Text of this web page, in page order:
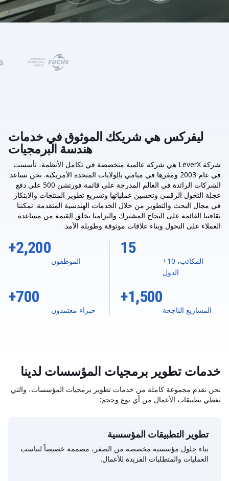
ليفركس هي شريكك الموثوق في خدمات
هندسة البرمجيات
شركة LeverX هي شركة عالمية متخصصة في تكامل الأنظمة، تأسست
في عام 2003 ومقرها في ميامي بالولايات المتحدة الأمريكية. نحن نساعد
الشركات الرائدة في العالم المدرجة على قائمة فورتشن 500 على دفع
عجلة التحول الرقمي وتحسين عملياتها وتسريع تطوير المنتجات والابتكار
في مجال البحث والتطوير من خلال الخدمات الهندسية المتقدمة. تمكننا
ثقافتنا القائمة على النجاح المشترك والتزامنا بخلق القيمة من مساعدة
العملاء على التحول وبناء علاقات موثوقة وطويلة الأمد.
1,500+
المشاريع الناجحة
15
المكاتب، 10+
الدول
2,200+
الموظفون
700+
خبراء معتمدون
خدمات تطوير برمجيات المؤسسات لدينا
نحن نقدم مجموعة كاملة من خدمات تطوير برمجيات المؤسسات، والتي
تغطي تطبيقات الأعمال من أي نوع وحجم:
تطوير التطبيقات المؤسسية
بناء حلول مؤسسية مخصصة من الصفر، مصممة خصيصاً لتناسب
العمليات والمتطلبات الفريدة للأعمال.